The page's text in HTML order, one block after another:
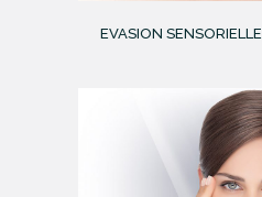
EVASION SENSORIELLE